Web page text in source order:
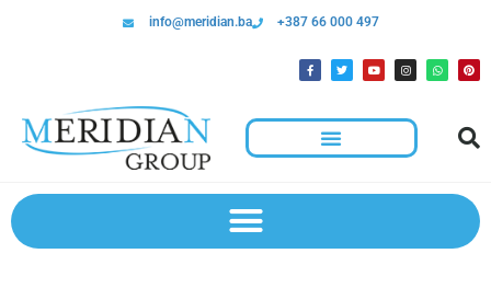
info@meridian.ba +387 66 000 497